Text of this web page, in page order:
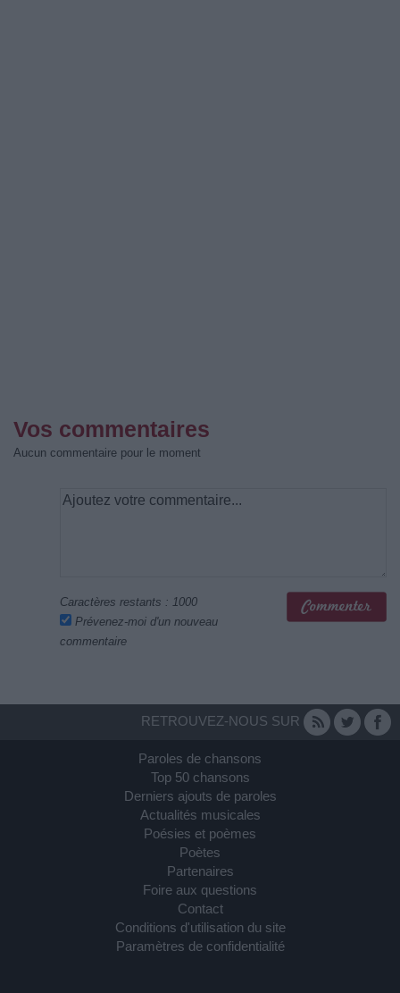
Vos commentaires
Aucun commentaire pour le moment
Caractères restants : 1000
Prévenez-moi d'un nouveau
commentaire
RETROUVEZ-NOUS SUR
Paroles de chansons
Top 50 chansons
Derniers ajouts de paroles
Actualités musicales
Poésies et poèmes
Poètes
Partenaires
Foire aux questions
Contact
Conditions d'utilisation du site
Paramètres de confidentialité